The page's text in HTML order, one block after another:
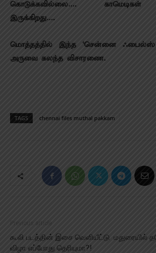
கொடுக்கவில்லை…. காமெடிகள்
இருக்கிறது….
மொத்தத்தில் இந்த ‘சென்னை ஃபைல்ஸ்
அருவை கலந்த விசாரணை.
TAGS chennai files muthal pakkam
Previous article
கூலி படத்தின் இசை வெளியீட்டு
விழா எப்போது தெரியுமா?!
மதுரையில்